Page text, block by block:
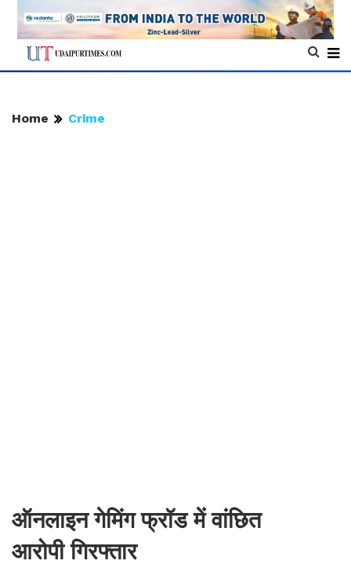
Home Crime
ऑनलाइन गेमिंग फ्रॉड में वांछित
आरोपी गिरफ्तार